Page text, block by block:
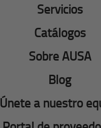
Servicios
Catálogos
Sobre AUSA
Blog
Únete a nuestro